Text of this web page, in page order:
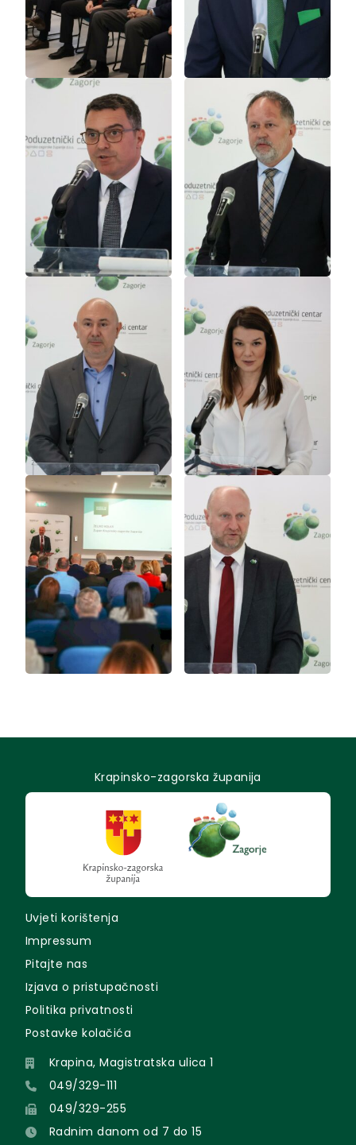
Krapinsko-zagorska županija
Uvjeti korištenja
Impressum
Pitajte nas
Izjava o pristupačnosti
Politika privatnosti
Postavke kolačića
Krapina, Magistratska ulica 1
049/329-111
049/329-255
Radnim danom od 7 do 15